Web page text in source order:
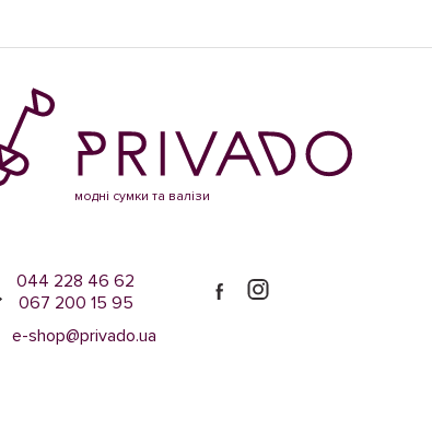
модні сумки та валізи
044 228 46 62
067 200 15 95
e-shop@privado.ua